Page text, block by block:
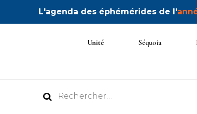
L'agenda des éphémérides de l'
Unité Séquoia
Rechercher :